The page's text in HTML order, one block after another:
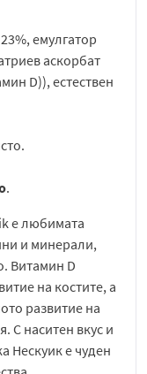
емулгатор
аскорбат
D)), естествен
.
е любимата
и минерали,
Витамин D
на костите, а
развитие на
С наситен вкус и
Нескуик е чуден